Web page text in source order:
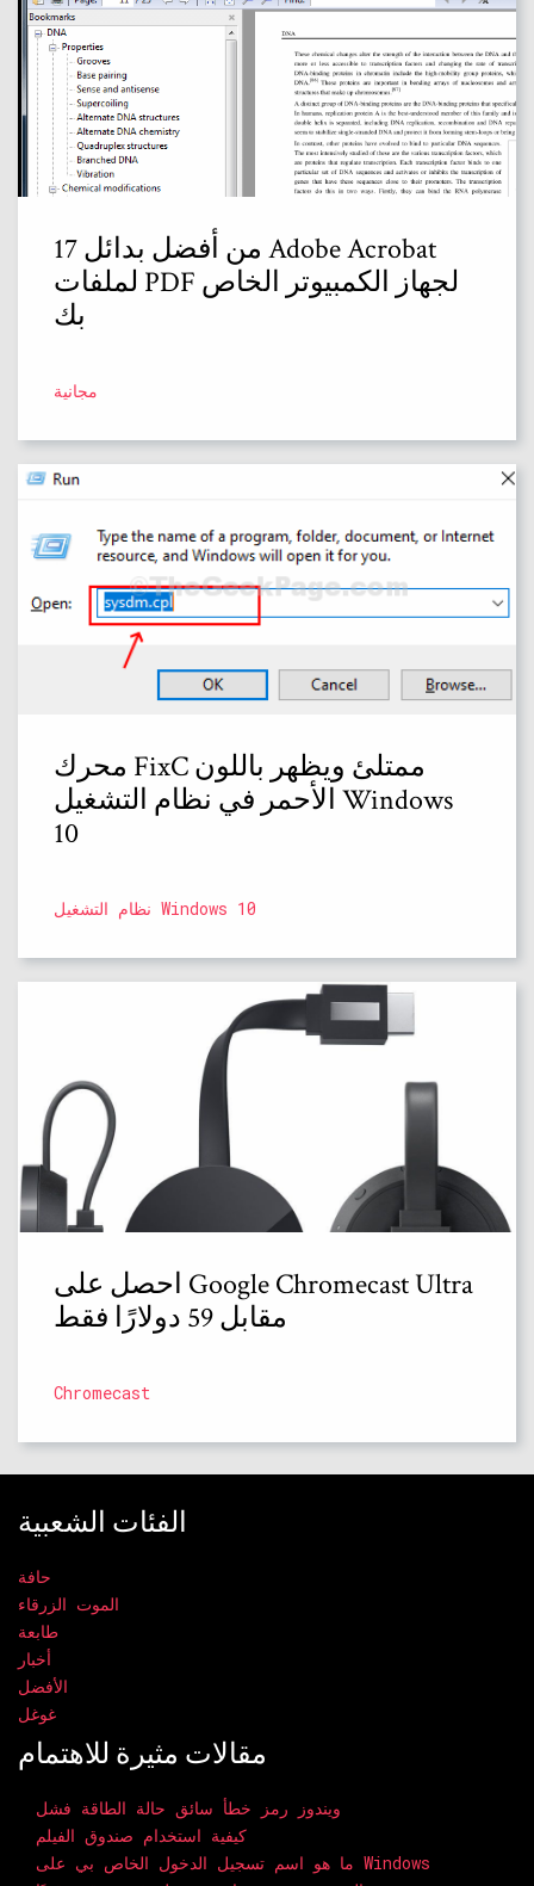
17 من أفضل بدائل Adobe Acrobat
لملفات PDF لجهاز الكمبيوتر الخاص
بك
مجانية
محرك FixC ممتلئ ويظهر باللون
الأحمر في نظام التشغيل Windows
10
نظام التشغيل Windows 10
احصل على Google Chromecast Ultra
مقابل 59 دولارًا فقط
Chromecast
الفئات الشعبية
حافة
الموت الزرقاء
طابعة
أخبار
الأفضل
غوغل
مقالات مثيرة للاهتمام
ويندوز رمز خطأ سائق حالة الطاقة فشل
كيفية استخدام صندوق الفيلم
ما هو اسم تسجيل الدخول الخاص بي على Windows